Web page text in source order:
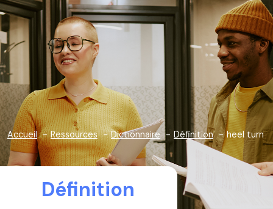
Accueil Ressources Dictionnaire Définition heel turn
Définition